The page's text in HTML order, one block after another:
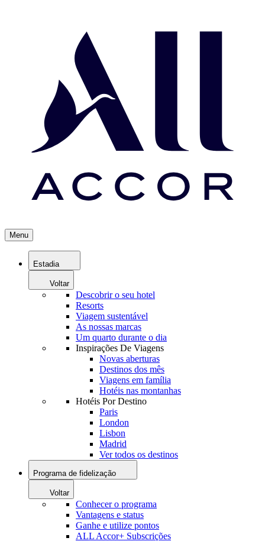
Menu
Estadia
Voltar
Descobrir o seu hotel
Resorts
Viagem sustentável
As nossas marcas
Um quarto durante o dia
Inspirações De Viagens
Novas aberturas
Destinos dos mês
Viagens em família
Hotéis nas montanhas
Hotéis Por Destino
Paris
London
Lisbon
Madrid
Ver todos os destinos
Programa de fidelização
Voltar
Conhecer o programa
Vantagens e status
Ganhe e utilize pontos
ALL Accor+ Subscrições